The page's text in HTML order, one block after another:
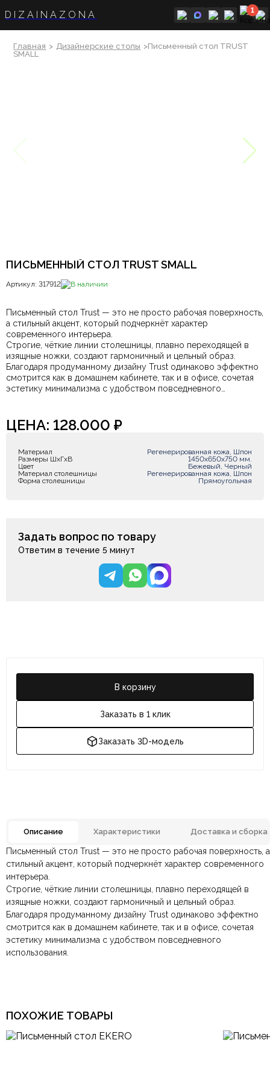
DIZAINAZONA 1
Главная > Дизайнерские столы >Письменный стол TRUST
SMALL
ПИСЬМЕННЫЙ СТОЛ TRUST SMALL
Артикул: 317912 В наличии
В корзину
Заказать в 1 клик
Заказать 3D-модель
Письменный стол Trust — это не просто рабочая поверхность,
а стильный акцент, который подчеркнёт характер
современного интерьера.
Строгие, чёткие линии столешницы, плавно переходящей в
изящные ножки, создают гармоничный и цельный образ.
Благодаря продуманному дизайну Trust одинаково эффектно
смотрится как в домашнем кабинете, так и в офисе, сочетая
эстетику минимализма с удобством повседневного
ЦЕНА: 128.000 ₽
Материал
Регенерированная кожа, Шпон
Размеры ШxГxВ
1450х650х750 мм.
Цвет
Бежевый, Черный
Материал столешницы
Регенерированная кожа, Шпон
Форма столешницы
Прямоугольная
Задать вопрос по товару
Ответим в течение 5 минут
Описание Характеристики Доставка и сборка
Письменный стол Trust — это не просто рабочая поверхность, а
стильный акцент, который подчеркнёт характер современного
интерьера.
Строгие, чёткие линии столешницы, плавно переходящей в
изящные ножки, создают гармоничный и цельный образ.
Благодаря продуманному дизайну Trust одинаково эффектно
смотрится как в домашнем кабинете, так и в офисе, сочетая
эстетику минимализма с удобством повседневного
использования.
Материал
Регенерированная кожа,
Шпон
Размеры ШxГxВ 1450х650х750 мм.
Цвет Бежевый, Черный
Стиль
Модерн, Прованс,
По всей России: отправляем через транспортную
компанию СДЭК. Срок доставки — до 7 дней.
По Москве и Санкт-Петербургу:быстрая
Яндекс.Доставка— доставка в день заказа.
Оплата в салоне-магазине — наличными или картой
при самовывозе.
Безналичная оплата по счёту— для юридических и
физических лиц.
Онлайн оплата картой— быстрая и безопасная через
сайт.
Отзывов ещё нет. Напишите первым.
Ваша общая оценка
Ваш отзыв
ПОХОЖИЕ ТОВАРЫ